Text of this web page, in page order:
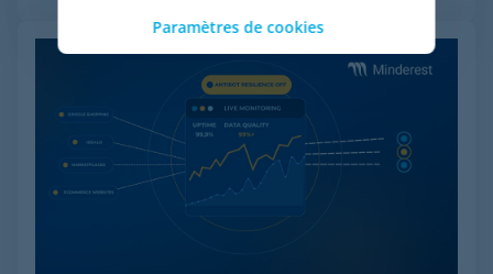
Paramètres de cookies